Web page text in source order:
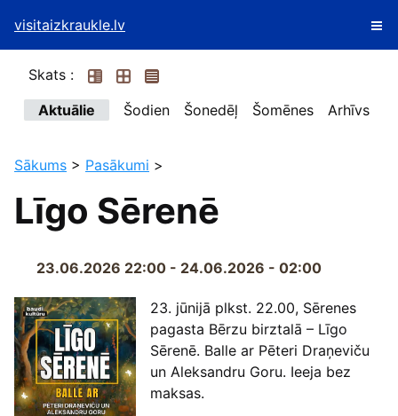
visitaizkraukle.lv
Skats :
Aktuālie
Šodien Šonedēļ Šomēnes Arhīvs
Sākums > Pasākumi >
Līgo Sērenē
23.06.2026 22:00 - 24.06.2026 - 02:00
23. jūnijā plkst. 22.00, Sērenes
pagasta Bērzu birztalā – Līgo
Sērenē. Balle ar Pēteri Draņeviču
un Aleksandru Goru. Ieeja bez
maksas.